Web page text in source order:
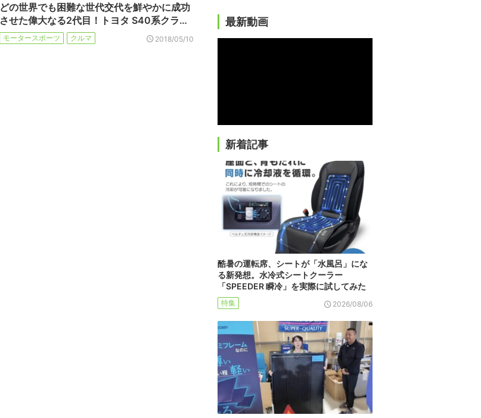
どの世界でも困難な世代交代を鮮やかに成功
させた偉大なる2代目！トヨタ S40系クラ…
モータースポーツ クルマ 2018/05/10
最新動画
新着記事
酷暑の運転席、シートが「水風呂」にな
る新発想。水冷式シートクーラー
「SPEEDER 瞬冷」を実際に試してみた
特集 2026/08/06